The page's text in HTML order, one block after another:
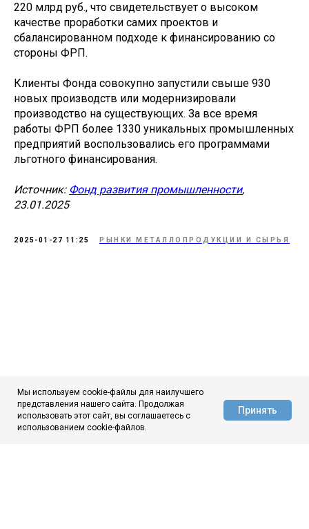
220 млрд руб., что свидетельствует о высоком
качестве проработки самих проектов и
сбалансированном подходе к финансированию со
стороны ФРП.
Клиенты Фонда совокупно запустили свыше 930
новых производств или модернизировали
производство на существующих. За все время
работы ФРП более 1330 уникальных промышленных
предприятий воспользовались его программами
льготного финансирования.
Источник: Фонд развития промышленности,
23.01.2025
2025-01-27 11:25 РЫНКИ МЕТАЛЛОПРОДУКЦИИ И СЫРЬЯ
АЦ ЦНИИчермет
Мы используем cookie-файлы для наилучшего
представления нашего сайта. Продолжая
использовать этот сайт, вы соглашаетесь с
использованием cookie-файлов.
Принять